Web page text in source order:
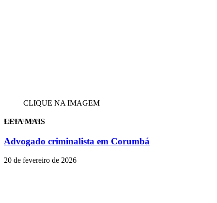
CLIQUE NA IMAGEM
EVINIS TALON
LEIA MAIS
Advogado criminalista em Corumbá
20 de fevereiro de 2026